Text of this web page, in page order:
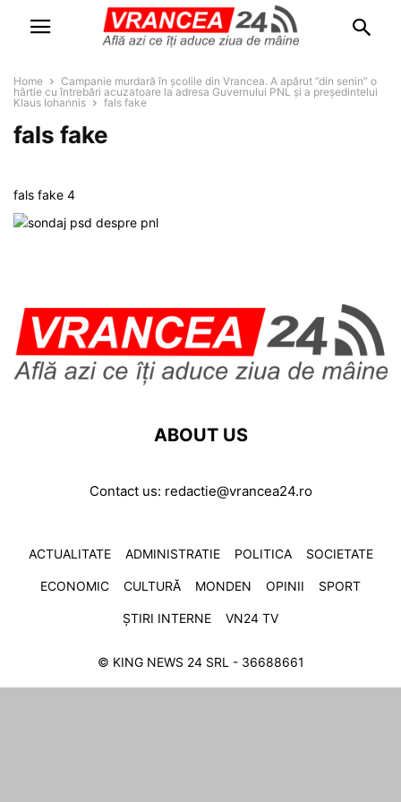
Home
Campanie murdară în școlile din Vrancea. A apărut ”din senin” o
hârtie cu întrebări acuzatoare la adresa Guvernului PNL și a președintelui
Klaus Iohannis
fals fake
fals fake
fals fake 4
ABOUT US
Contact us: redactie@vrancea24.ro
ACTUALITATE ADMINISTRATIE POLITICA SOCIETATE
ECONOMIC CULTURĂ MONDEN OPINII SPORT
ȘTIRI INTERNE VN24 TV
© KING NEWS 24 SRL - 36688661